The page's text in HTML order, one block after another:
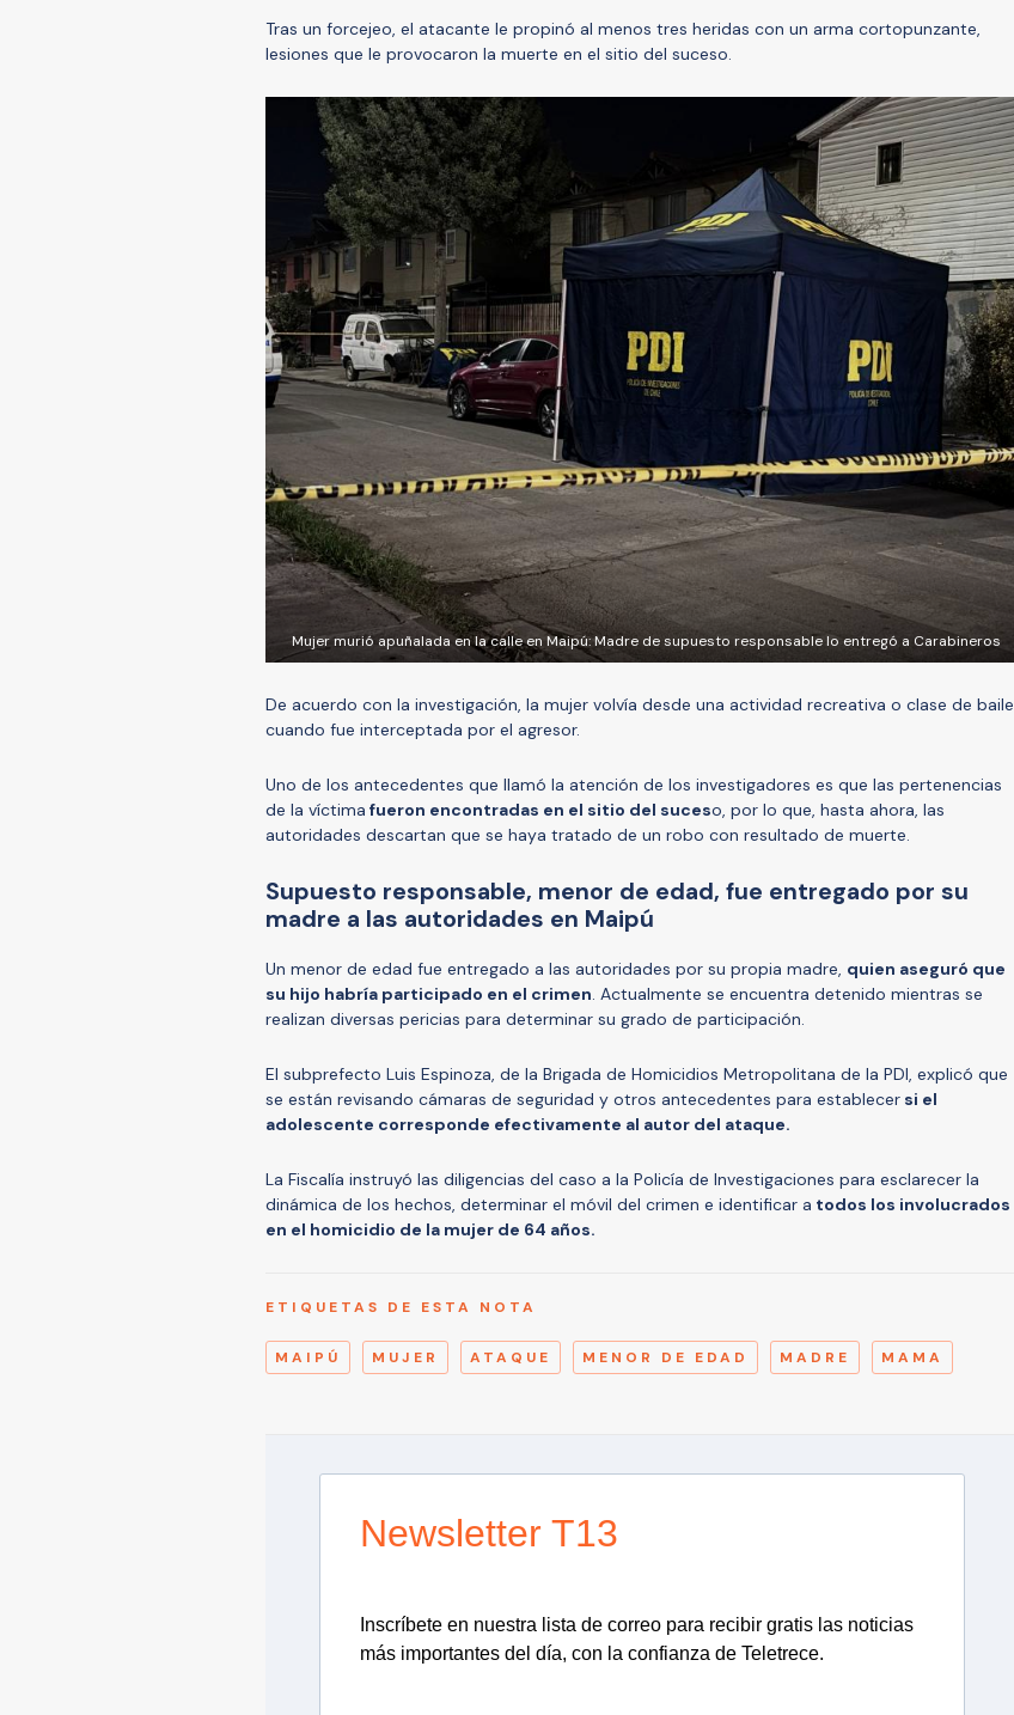
Tras un forcejeo, el atacante le propinó al menos tres heridas con un arma cortopunzante,
lesiones que le provocaron la muerte en el sitio del suceso.
Mujer murió apuñalada en la calle en Maipú: Madre de supuesto responsable lo entregó a Carabineros
De acuerdo con la investigación, la mujer volvía desde una actividad recreativa o clase de baile
cuando fue interceptada por el agresor.
Uno de los antecedentes que llamó la atención de los investigadores es que las pertenencias
de la víctima fueron encontradas en el sitio del suceso, por lo que, hasta ahora, las
autoridades descartan que se haya tratado de un robo con resultado de muerte.
Supuesto responsable, menor de edad, fue entregado por su
madre a las autoridades en Maipú
Un menor de edad fue entregado a las autoridades por su propia madre, quien aseguró que
su hijo habría participado en el crimen. Actualmente se encuentra detenido mientras se
realizan diversas pericias para determinar su grado de participación.
El subprefecto Luis Espinoza, de la Brigada de Homicidios Metropolitana de la PDI, explicó que
se están revisando cámaras de seguridad y otros antecedentes para establecer si el
adolescente corresponde efectivamente al autor del ataque.
La Fiscalía instruyó las diligencias del caso a la Policía de Investigaciones para esclarecer la
dinámica de los hechos, determinar el móvil del crimen e identificar a todos los involucrados
en el homicidio de la mujer de 64 años.
ETIQUETAS DE ESTA NOTA
MAIPÚ MUJER ATAQUE MENOR DE EDAD MADRE MAMA
Newsletter T13
Inscríbete en nuestra lista de correo para recibir gratis las noticias
más importantes del día, con la confianza de Teletrece.